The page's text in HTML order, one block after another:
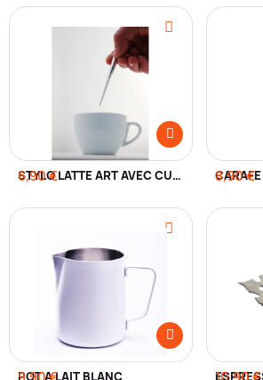
STYLO LATTE ART AVEC CUILLÈRE ET POINTE
6,90 € 8,90 €
POT À LAIT BLANC